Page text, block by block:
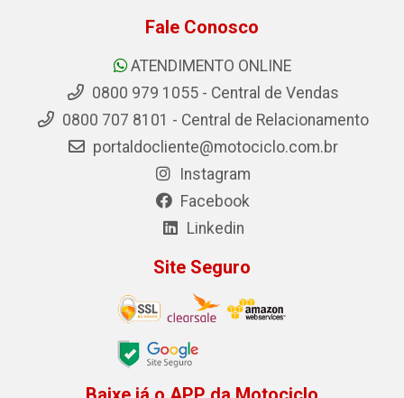
Fale Conosco
ATENDIMENTO ONLINE
0800 979 1055 - Central de Vendas
0800 707 8101 - Central de Relacionamento
portaldocliente@motociclo.com.br
Instagram
Facebook
Linkedin
Site Seguro